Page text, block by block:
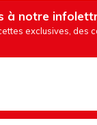
à notre
exclusives, des